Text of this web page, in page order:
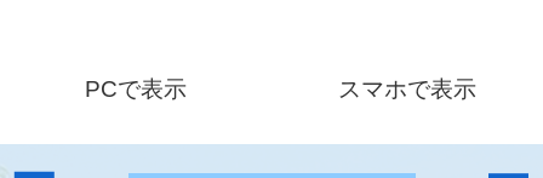
PCで表示 スマホで表示